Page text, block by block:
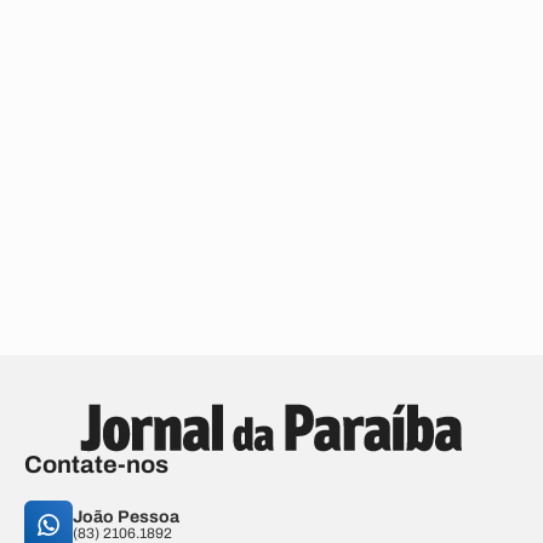
Contate-nos
João Pessoa
(83) 2106.1892